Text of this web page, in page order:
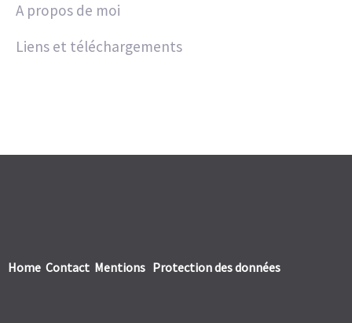
A propos de moi
Liens et téléchargements
Home Contact Mentions Protection des données